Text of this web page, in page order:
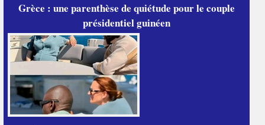
Grèce : une parenthèse de quiétude pour le couple
présidentiel guinéen